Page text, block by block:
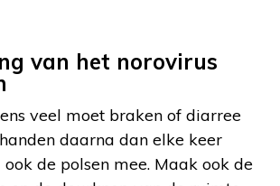
van het norovirus
veel moet braken of diarree
daarna dan elke keer
de polsen mee. Maak ook de